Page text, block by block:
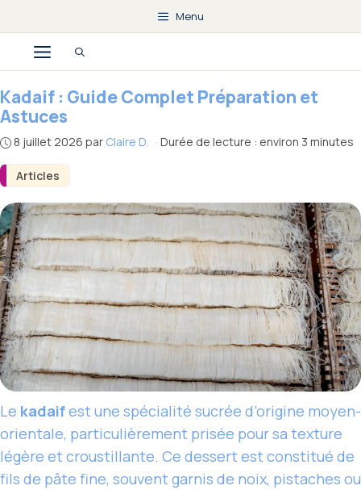
au
contenu
Menu
Menu
Articles
Kadaif : Guide Complet Préparation et
Astuces
8 juillet 2026 par Claire D. · Durée de lecture : environ 3 minutes
Le kadaifest une spécialité sucrée d’origine moyen-
orientale, particulièrement prisée pour sa texture
légère et croustillante. Ce dessert est constitué de
fils de pâte fine, souvent garnis de noix, pistaches ou